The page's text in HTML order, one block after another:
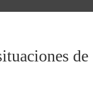
de